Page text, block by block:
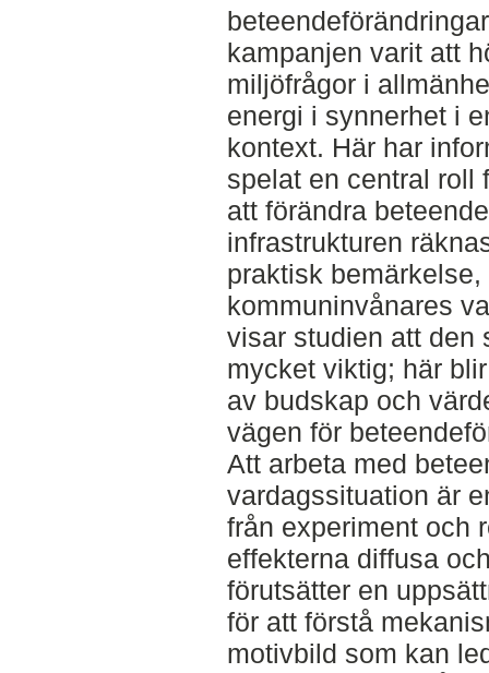
kampanjen varit att
miljöfrågor i
energi i synnerhet i
kontext. Här har
spelat en central roll
att förändra
infrastrukturen
praktisk
kommuninvånares
visar studien att den
mycket viktig; här
av budskap och
vägen för
Att arbeta med
vardagssituation är
från experiment och
effekterna diffusa
förutsätter en
för att förstå
motivbild som kan